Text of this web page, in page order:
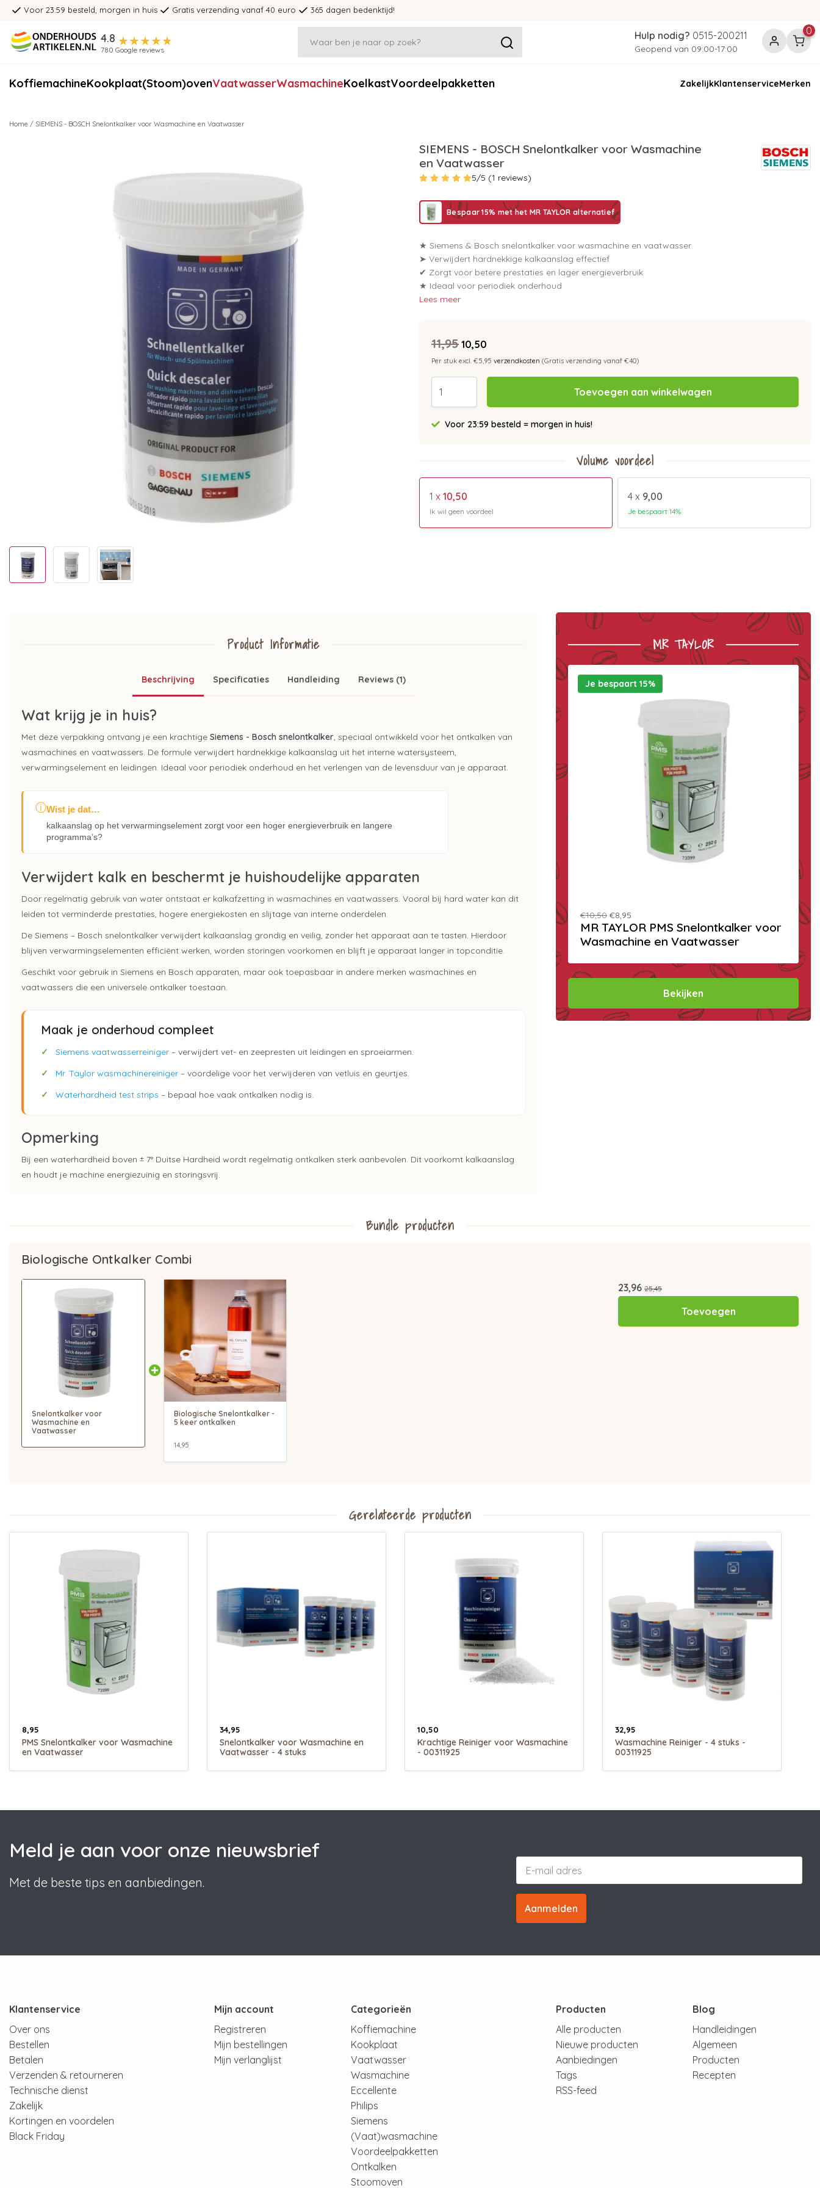
Voor 23:59 besteld, morgen in huis Gratis verzending vanaf 40 euro 365 dagen bedenktijd!
4.8
780 Google reviews
Hulp nodig? 0515-200211
Geopend van 09:00-17:00
0
KoffiemachineKookplaat(Stoom)ovenVaatwasserWasmachineKoelkastVoordeelpakketten ZakelijkKlantenserviceMerken
Home / SIEMENS - BOSCH Snelontkalker voor Wasmachine en Vaatwasser
SIEMENS - BOSCH Snelontkalker voor Wasmachine
en Vaatwasser
5/5 (1 reviews)
Bespaar 15% met het MR TAYLOR alternatief
★ Siemens & Bosch snelontkalker voor wasmachine en vaatwasser
➤ Verwijdert hardnekkige kalkaanslag effectief
✔ Zorgt voor betere prestaties en lager energieverbruik
★ Ideaal voor periodiek onderhoud
Lees meer
11,95 10,50
Per stuk excl. €5,95 verzendkosten (Gratis verzending vanaf €40)
Toevoegen aan winkelwagen
Voor 23:59 besteld = morgen in huis!
Volume voordeel
1 x 10,50
Ik wil geen voordeel
4 x 9,00
Je bespaart 14%
MR TAYLOR
Je bespaart 15%
€10,50 €8,95
MR TAYLOR PMS Snelontkalker voor
Wasmachine en Vaatwasser
Bekijken
Product Informatie
Beschrijving Specificaties Handleiding Reviews (1)
Wat krijg je in huis?
Met deze verpakking ontvang je een krachtige Siemens - Bosch snelontkalker, speciaal ontwikkeld voor het ontkalken van
wasmachines en vaatwassers. De formule verwijdert hardnekkige kalkaanslag uit het interne watersysteem,
verwarmingselement en leidingen. Ideaal voor periodiek onderhoud en het verlengen van de levensduur van je apparaat.
ⓘWist je dat…
kalkaanslag op het verwarmingselement zorgt voor een hoger energieverbruik en langere
programma’s?
Verwijdert kalk en beschermt je huishoudelijke apparaten
Door regelmatig gebruik van water ontstaat er kalkafzetting in wasmachines en vaatwassers. Vooral bij hard water kan dit
leiden tot verminderde prestaties, hogere energiekosten en slijtage van interne onderdelen.
De Siemens – Bosch snelontkalker verwijdert kalkaanslag grondig en veilig, zonder het apparaat aan te tasten. Hierdoor
blijven verwarmingselementen efficiënt werken, worden storingen voorkomen en blijft je apparaat langer in topconditie.
Geschikt voor gebruik in Siemens en Bosch apparaten, maar ook toepasbaar in andere merken wasmachines en
vaatwassers die een universele ontkalker toestaan.
Maak je onderhoud compleet
✓ Siemens vaatwasserreiniger – verwijdert vet- en zeepresten uit leidingen en sproeiarmen.
✓
Mr. Taylor wasmachinereiniger – voordelige voor het verwijderen van vetluis en geurtjes.
✓
Waterhardheid test strips – bepaal hoe vaak ontkalken nodig is.
Opmerking
Bij een waterhardheid boven ± 7° Duitse Hardheid wordt regelmatig ontkalken sterk aanbevolen. Dit voorkomt kalkaanslag
en houdt je machine energiezuinig en storingsvrij.
Bundle producten
Biologische Ontkalker Combi
Snelontkalker voor
Wasmachine en
Vaatwasser
Biologische Snelontkalker -
5 keer ontkalken
14,95
23,96 25,45
Toevoegen
Gerelateerde producten
8,95
PMS Snelontkalker voor Wasmachine
en Vaatwasser
34,95
Snelontkalker voor Wasmachine en
Vaatwasser - 4 stuks
10,50
Krachtige Reiniger voor Wasmachine
- 00311925
32,95
Wasmachine Reiniger - 4 stuks -
00311925
Meld je aan voor onze nieuwsbrief
Met de beste tips en aanbiedingen.
Aanmelden
Klantenservice
Over ons
Bestellen
Betalen
Verzenden & retourneren
Technische dienst
Zakelijk
Kortingen en voordelen
Black Friday
Mijn account
Registreren
Mijn bestellingen
Mijn verlanglijst
Categorieën
Koffiemachine
Kookplaat
Vaatwasser
Wasmachine
Eccellente
Philips
Siemens
(Vaat)wasmachine
Voordeelpakketten
Ontkalken
Stoomoven
Producten
Alle producten
Nieuwe producten
Aanbiedingen
Tags
RSS-feed
Blog
Handleidingen
Algemeen
Producten
Recepten